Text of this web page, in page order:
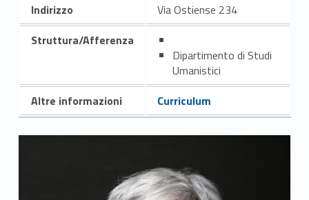
Indirizzo
Via Ostiense 234
Struttura/Afferenza
Dipartimento di Studi
Umanistici
Altre informazioni
Curriculum